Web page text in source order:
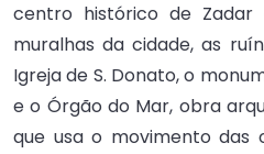
centro histórico de
muralhas da cidade, as
Igreja de S. Donato, o
e o Órgão do Mar, obra
que usa o movimento das